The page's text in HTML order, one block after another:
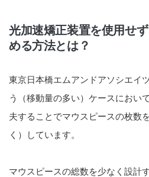
光加速矯正装置を使用せ
める方法とは？
東京日本橋エムアンドアソシエイ
う（移動量の多い）ケースにおい
夫することでマウスピースの枚数
く）しています。
マウスピースの総数を少なく設計